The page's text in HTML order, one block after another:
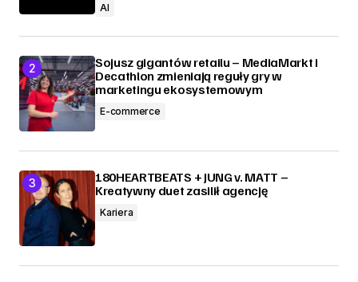
AI
Sojusz gigantów retailu – MediaMarkt i
Decathlon zmieniają reguły gry w
marketingu ekosystemowym
E-commerce
180HEARTBEATS + JUNG v. MATT –
Kreatywny duet zasilił agencję
Kariera